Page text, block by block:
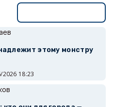
этому монстру
2026 18:23